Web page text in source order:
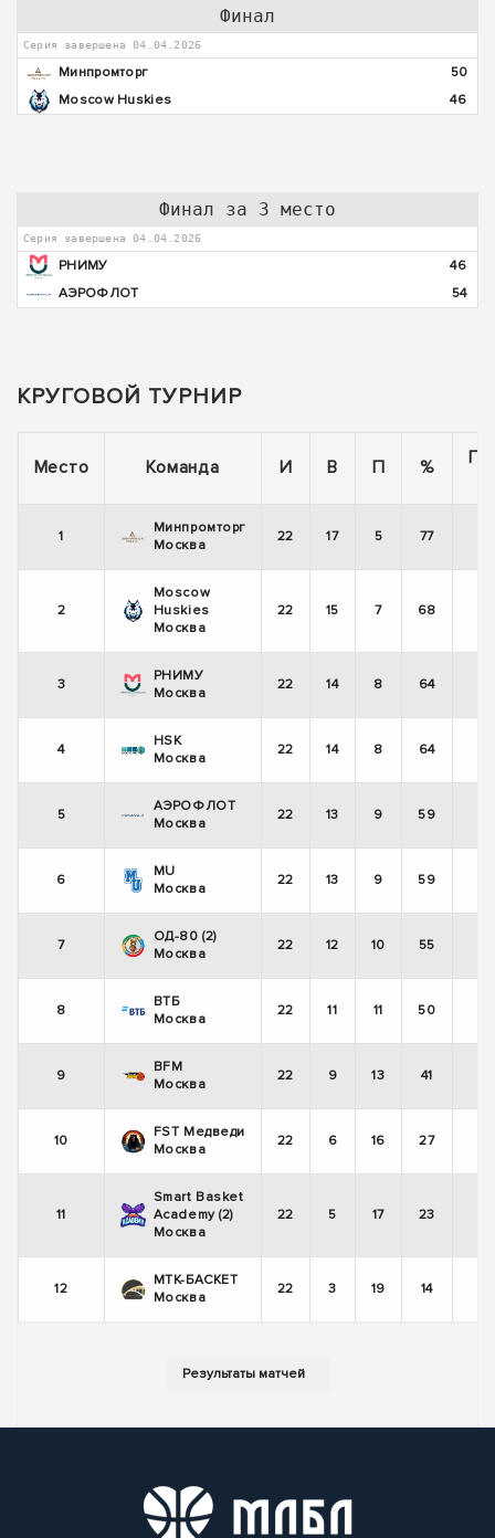
Финал
Серия завершена 04.04.2026
Минпромторг
50
Moscow Huskies
46
Финал за 3 место
Серия завершена 04.04.2026
РНИМУ
46
АЭРОФЛОТ
54
КРУГОВОЙ ТУРНИР
Место Команда И В П %
1
Минпромторг
Москва
22 17 5 77
2
Moscow
Huskies
Москва
22 15 7 68
3
РНИМУ
Москва
22 14 8 64
4
HSK
Москва
22 14 8 64
5
АЭРОФЛОТ
Москва
22 13 9 59
6
MU
Москва
22 13 9 59
7
ОД-80 (2)
Москва
22 12 10 55
8
ВТБ
Москва
22 11 11 50
9
BFM
Москва
22 9 13 41
10
FST Медведи
Москва
22 6 16 27
11
Smart Basket
Academy (2)
Москва
22 5 17 23
12
МТК-БАСКЕТ
Москва
22 3 19 14